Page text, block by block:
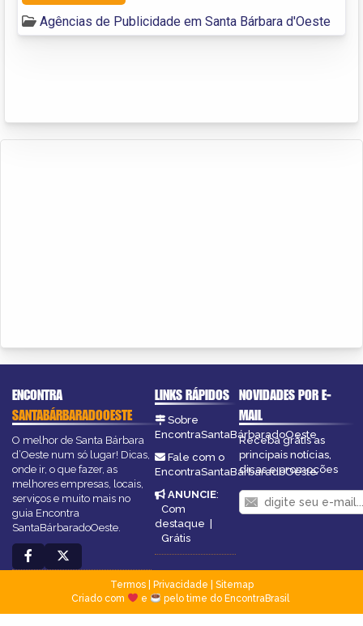
Agências de Publicidade em Santa Bárbara d'Oeste
ENCONTRA
SANTABÁRBARADOOESTE
O melhor de Santa Bárbara
d’Oeste num só lugar! Dicas,
onde ir, o que fazer, as
melhores empresas, locais,
serviços e muito mais no
guia Encontra
SantaBárbaradoOeste.
LINKS RÁPIDOS
Sobre
EncontraSantaBárbaradoOeste
Fale com o
EncontraSantaBárbaradoOeste
ANUNCIE:
Com
destaque |
Grátis
NOVIDADES POR E-
MAIL
Receba grátis as
principais notícias,
dicas e promoções
Termos| Privacidade
Sitemap
Criado com
e pelo time do EncontraBrasil